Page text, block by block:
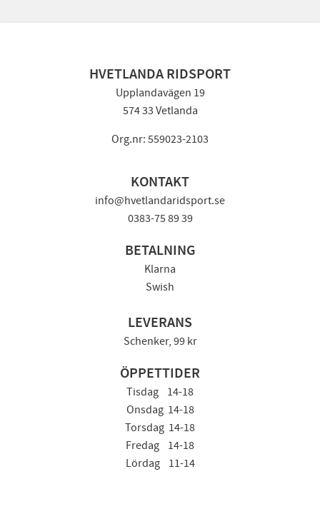
HVETLANDA RIDSPORT
Upplandavägen 19
574 33 Vetlanda
Org.nr: 559023-2103
KONTAKT
info@hvetlandaridsport.se
0383-75 89 39
BETALNING
Klarna
Swish
LEVERANS
Schenker, 99 kr
ÖPPETTIDER
Tisdag 14-18
Onsdag 14-18
Torsdag 14-18
Fredag 14-18
Lördag 11-14